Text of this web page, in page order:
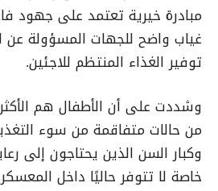
مبادرة خيرية تعتمد على جهود
غياب واضح للجهات المسؤولة عن
توفير الغذاء المنتظم للاجئين.
وشددت على أن الأطفال هم
من حالات متفاقمة من سوء
وكبار السن الذين يحتاجون إلى
خاصة لا تتوفر حاليًا داخل